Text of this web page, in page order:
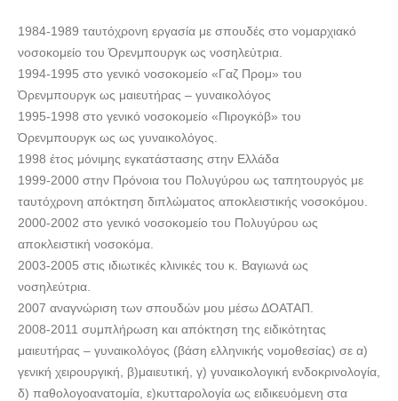
1984-1989 ταυτόχρονη εργασία με σπουδές στο νομαρχιακό
νοσοκομείο του Όρενμπουργκ ως νοσηλεύτρια.
1994-1995 στο γενικό νοσοκομείο «Γαζ Προμ» του
Όρενμπουργκ ως μαιευτήρας – γυναικολόγος
1995-1998 στο γενικό νοσοκομείο «Πιρογκόβ» του
Όρενμπουργκ ως ως γυναικολόγος.
1998 έτος μόνιμης εγκατάστασης στην Ελλάδα
1999-2000 στην Πρόνοια του Πολυγύρου ως ταπητουργός με
ταυτόχρονη απόκτηση διπλώματος αποκλειστικής νοσοκόμου.
2000-2002 στο γενικό νοσοκομείο του Πολυγύρου ως
αποκλειστική νοσοκόμα.
2003-2005 στις ιδιωτικές κλινικές του κ. Βαγιωνά ως
νοσηλεύτρια.
2007 αναγνώριση των σπουδών μου μέσω ΔΟΑΤΑΠ.
2008-2011 συμπλήρωση και απόκτηση της ειδικότητας
μαιευτήρας – γυναικολόγος (βάση ελληνικής νομοθεσίας) σε α)
γενική χειρουργική, β)μαιευτική, γ) γυναικολογική ενδοκρινολογία,
δ) παθολογοανατομία, ε)κυτταρολογία ως ειδικευόμενη στα